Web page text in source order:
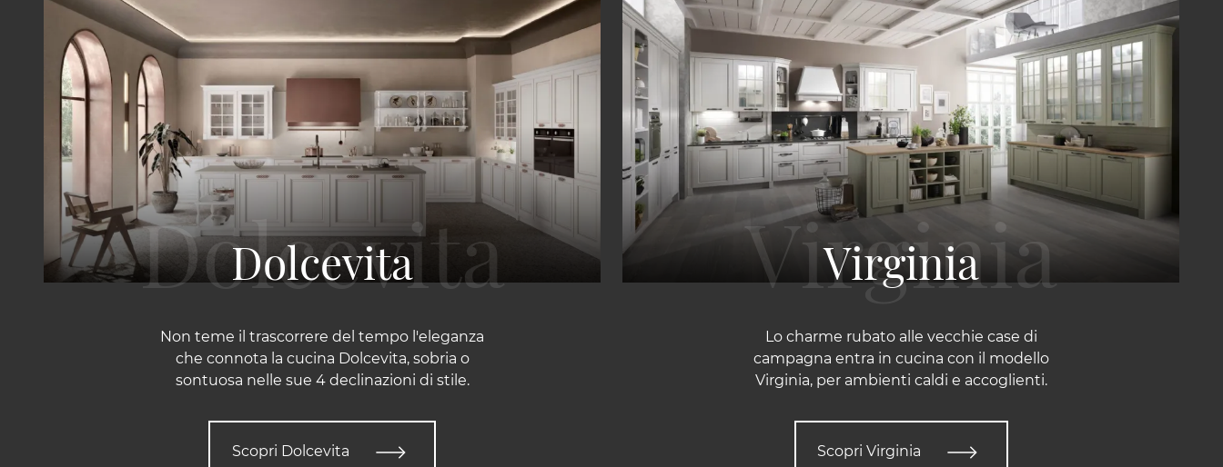
Dolcevita
Non teme il trascorrere del tempo l'eleganza
che connota la cucina Dolcevita, sobria o
sontuosa nelle sue 4 declinazioni di stile.
Scopri Dolcevita
Virginia
Lo charme rubato alle vecchie case di
campagna entra in cucina con il modello
Virginia, per ambienti caldi e accoglienti.
Scopri Virginia